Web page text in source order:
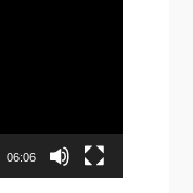
06:06